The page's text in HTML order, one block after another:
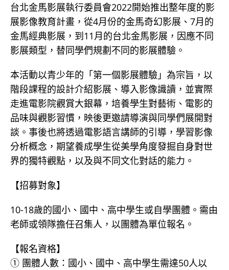
台北金馬影展執行委員會2022開始推出整年度的影
展影像教育計畫，從4月份的金馬奇幻影展、7月的
金馬經典影展，到11月的台北金馬影展，因應不同
影展類型，替同學們規劃不同的影展體驗。
本活動以青少年的「第一個影展體驗」為宗旨，以
階段課程的設計介紹影展、導入影像識讀，並實際
走進電影院觀賞大銀幕，培養學生對藝術、電影的
品味與觀影習慣，映後更邀請導演與同學們展開對
談。事後也將透過電影語言講師的引導，學習影像
分析概念，期望養成學生從美學角度發掘自身對世
界的獨特觀點，以及與不同文化對話的能力。
【招募對象】
10-18歲的國小、國中、高中學生或自學團體。需由
老師或領隊擔任召集人，以團體為單位報名。
【報名資格】
① 團體人數：國小、國中、高中學生需達50人以